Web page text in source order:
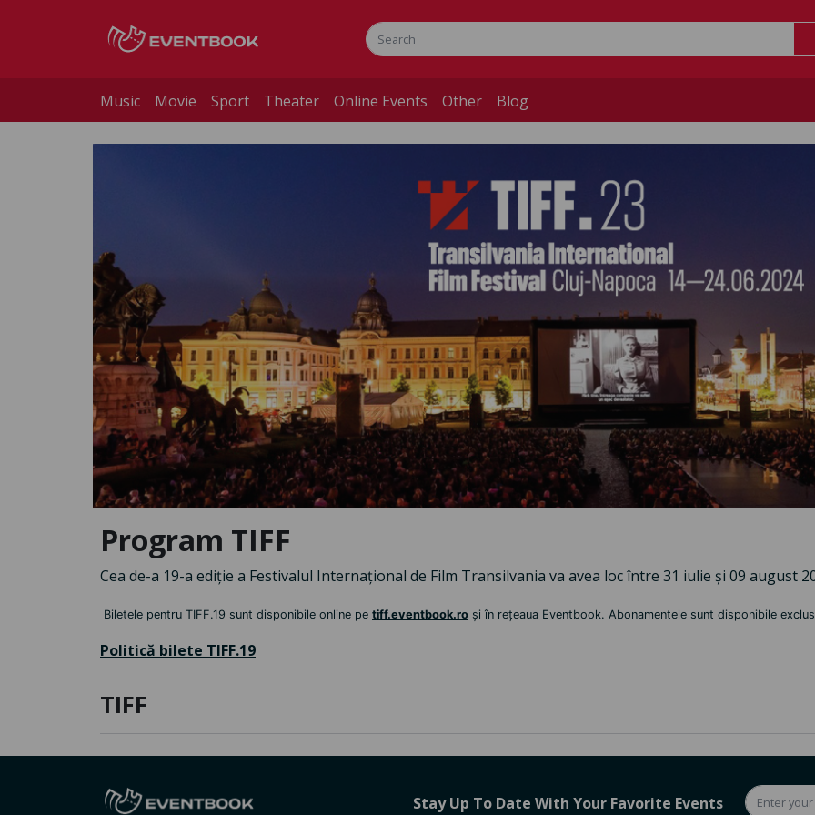
Music Movie Sport Theater Online Events Other Blog
Program TIFF
Cea de-a 19-a ediție a Festivalul Internațional de Film Transilvania va avea loc între 31 iulie și 09 august
Biletele pentru TIFF.19 sunt disponibile online pe tiff.eventbook.ro și în rețeaua Eventbook. Abonamentele sunt disponibile
Politică bilete TIFF.19
TIFF
Stay Up To Date With Your Favorite Events